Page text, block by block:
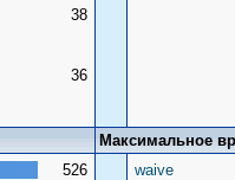
38
36
Максимальное
526
waive